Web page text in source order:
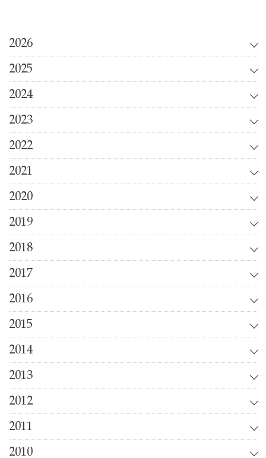
2026
2025
2024
2023
2022
2021
2020
2019
2018
2017
2016
2015
2014
2013
2012
2011
2010